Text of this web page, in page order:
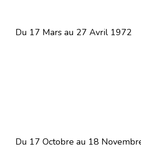
Du 17 Mars au 27 Avril 1972
Du 17 Octobre au 18